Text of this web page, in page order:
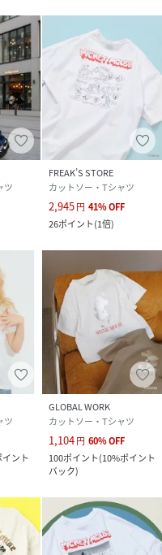
コーデ、友達同士のペア
テムです｡
トレンドの”カジュアル
彩るお気に入りの一着
スタンダードな”アウト
ルを楽しむ一着をプチ
ークをクリック）
スト１点の通知、セール
再入荷したときなど、い
ることができます。
撮影であることや屋外
色味が異なる場合がご
る場合もございますの
に価格が変動する場合が
ツ
FREAK’S STORE
カットソー・Tシャツ
2,945円 41%OFF
26ポイント(1倍)
ツ
ント
GLOBAL WORK
カットソー・Tシャツ
1,104円 60%OFF
100ポイント(10%ポイント
バック)